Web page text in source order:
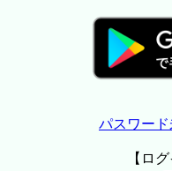
パスワー
【ロ